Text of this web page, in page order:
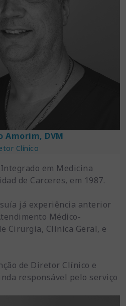
Amorim, DVM
Clínico
em Medicina
de Carceres, em 1987.
já experiência anterior
Médico-
Cirurgia, Clínica Geral, e
de Diretor Clínico e
responsável pelo serviço